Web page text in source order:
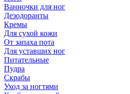
Ванночки для ног
Дезодоранты
Кремы
Для сухой кожи
От запаха пота
Для уставших ног
Питательные
Пудра
Скрабы
Уход за ногтями